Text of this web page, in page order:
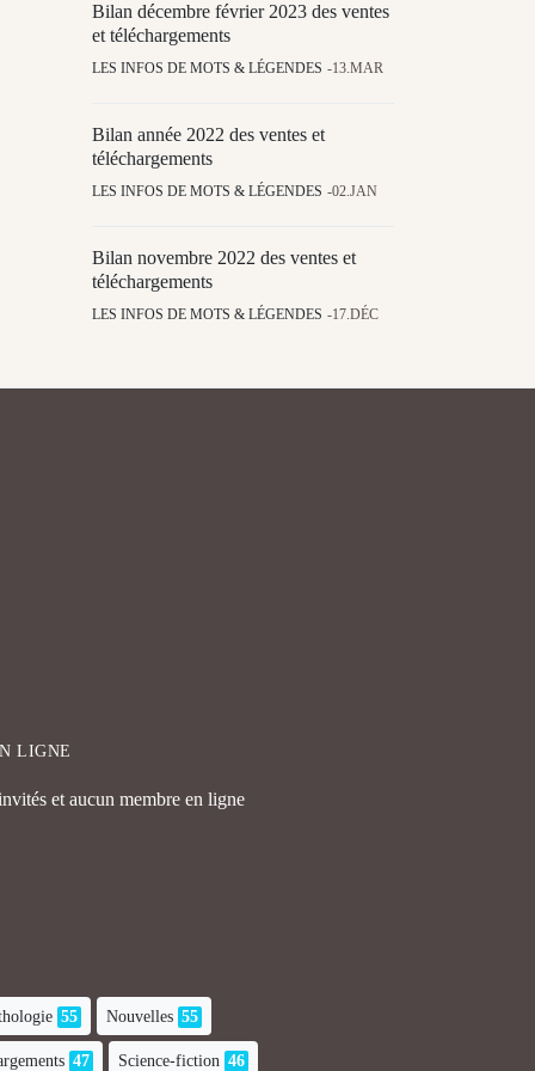
Bilan décembre février 2023 des ventes
et téléchargements
LES INFOS DE MOTS & LÉGENDES 13.MAR
Bilan année 2022 des ventes et
téléchargements
LES INFOS DE MOTS & LÉGENDES 02.JAN
Bilan novembre 2022 des ventes et
téléchargements
LES INFOS DE MOTS & LÉGENDES 17.DÉC
LIGNE
et aucun membre en ligne
55 Nouvelles 55
47 Science-fiction 46